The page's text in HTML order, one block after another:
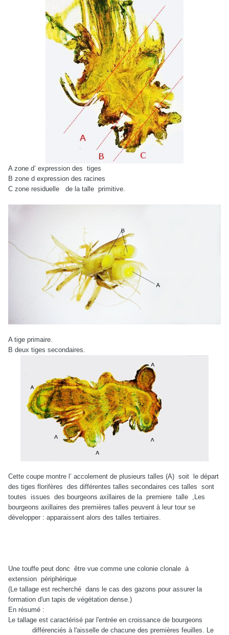
A zone d’ expression des tiges
B zone d expression des racines
C zone residuelle
de la talle primitive.
A tige primaire.
B deux tiges secondaires.
Cette coupe montre l’ accolement de plusieurs talles (A) soit
le départ
des tiges florifères des différentes talles secondaires ces talles sont
toutes issues des bourgeons axillaires de la premiere talle ,Les
bourgeons axillaires des premières talles peuvent à leur tour se
développer : apparaissent alors des talles tertiaires.
Une touffe peut donc être vue comme une colonie clonale à
extension périphérique
(Le tallage est recherché dans le cas des gazons pour assurer la
formation d'un tapis de végétation dense.)
En résumé :
Le tallage est caractérisé par l'entrée en croissance de bourgeons
différenciés à l'aisselle de chacune des premières feuilles. Le